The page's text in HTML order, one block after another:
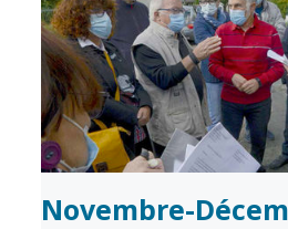
Novembre-